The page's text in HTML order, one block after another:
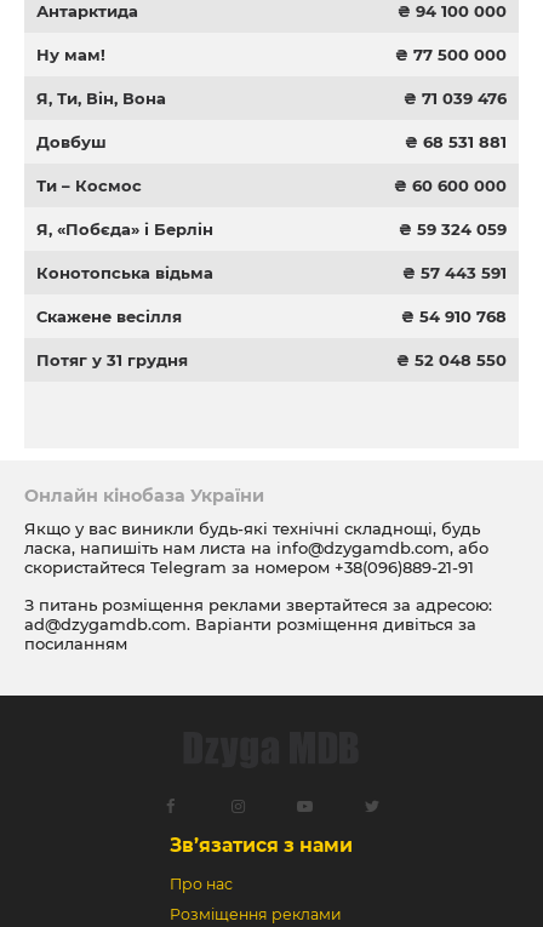
Антарктида ₴ 94 100 000
Ну мам! ₴ 77 500 000
Я, Ти, Він, Вона ₴ 71 039 476
Довбуш ₴ 68 531 881
Ти – Космос ₴ 60 600 000
Я, «Побєда» і Берлін ₴ 59 324 059
Конотопська відьма ₴ 57 443 591
Скажене весілля ₴ 54 910 768
Потяг у 31 грудня ₴ 52 048 550
Онлайн кінобаза України
Якщо у вас виникли будь-які технічні складнощі, будь
ласка, напишіть нам листа на info@dzygamdb.com, або
скористайтеся Telegram за номером +38(096)889-21-91
З питань розміщення реклами звертайтеся за адресою:
ad@dzygamdb.com. Варіанти розміщення дивіться за
посиланням
Зв’язатися з нами
Про нас
Розміщення реклами